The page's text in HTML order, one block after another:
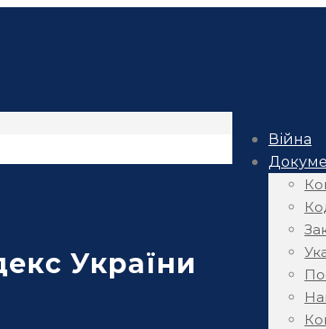
Війна
України